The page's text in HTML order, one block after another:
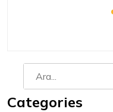
Categories